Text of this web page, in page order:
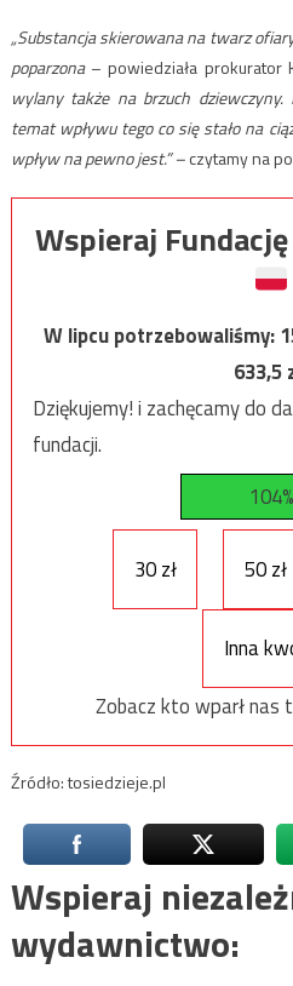
„Substancja skierowana na twarz
poparzona– powiedziała prokurator
wylany także na brzuch
temat wpływu tego co się stało na
wpływ na pewno jest.” –czytamy na
Wspieraj
W lipcu potrzebowaliśmy:
633,5
Dziękujemy! i zachęcamy do
fundacji.
104%
30 zł 50 zł
Inna
Zobacz kto wparł nas
Źródło: tosiedzieje.pl
Wspieraj
wydawnictwo: